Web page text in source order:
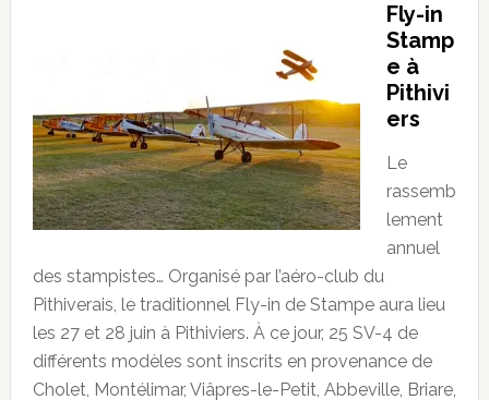
Fly-in
Stamp
e à
Pithivi
ers
Le
rassemb
lement
annuel
des stampistes… Organisé par l’aéro-club du
Pithiverais, le traditionnel Fly-in de Stampe aura lieu
les 27 et 28 juin à Pithiviers. À ce jour, 25 SV-4 de
différents modèles sont inscrits en provenance de
Cholet, Montélimar, Viâpres-le-Petit, Abbeville, Briare,